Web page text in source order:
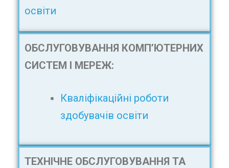
освіти
ОБСЛУГОВУВАННЯ КОМП’ЮТЕРНИХ
СИСТЕМ І МЕРЕЖ:
Кваліфікаційні роботи
здобувачів освіти
ТЕХНІЧНЕ ОБСЛУГОВУВАННЯ ТА